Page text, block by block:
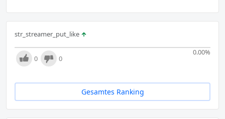
str_streamer_put_like
0.00%
0 0
Gesamtes Ranking